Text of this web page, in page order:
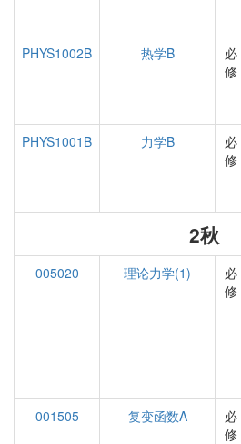
PHYS1002B
热学B
必
修
PHYS1001B
力学B
必
修
2秋
005020 理论力学(1)
必
修
001505
复变函数A
必
修